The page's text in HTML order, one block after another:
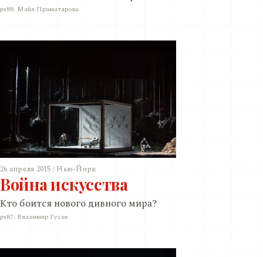
ps88. Майя Праматарова
26 апреля 2015 / Нью-Йорк
Война искусства
Кто боится нового дивного мира?
ps87. Владимир Гусев